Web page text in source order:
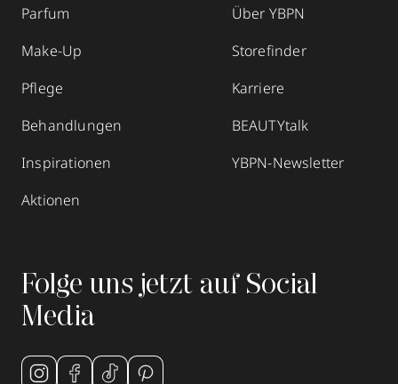
Parfum
Make-Up
Pflege
Behandlungen
Inspirationen
Aktionen
Über YBPN
Storefinder
Karriere
BEAUTYtalk
YBPN-Newsletter
Folge uns jetzt auf Social
Media